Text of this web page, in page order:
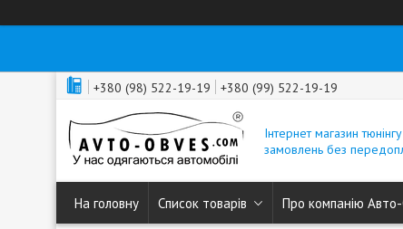
+380 (98) 522-19-19 +380 (99) 522-19-19
Інтернет магазин
замовлень без
На головну Список товарів Про компанію Авто-